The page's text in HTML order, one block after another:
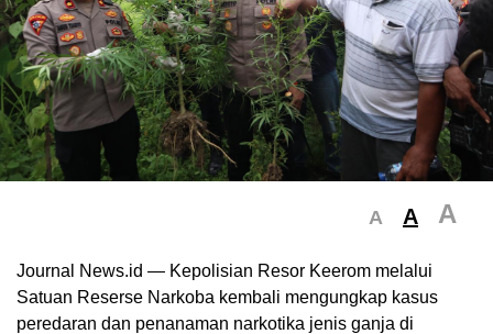
A A A
Journal News.id — Kepolisian Resor Keerom melalui
Satuan Reserse Narkoba kembali mengungkap kasus
peredaran dan penanaman narkotika jenis ganja di